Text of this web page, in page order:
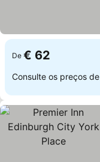
De € 62
Consulte os preços de